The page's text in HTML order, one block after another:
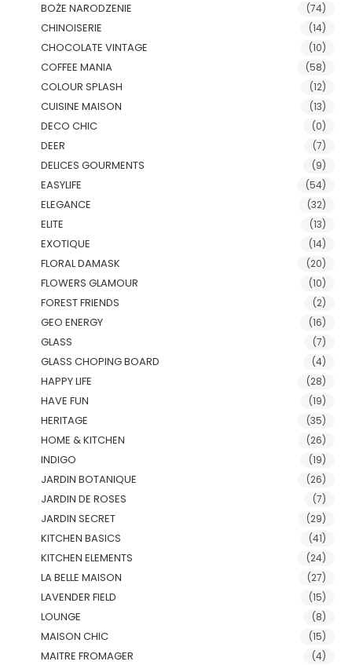
BOŻE NARODZENIE (74)
CHINOISERIE (14)
CHOCOLATE VINTAGE (10)
COFFEE MANIA (58)
COLOUR SPLASH (12)
CUISINE MAISON (13)
DECO CHIC (0)
DEER (7)
DELICES GOURMENTS (9)
EASYLIFE (54)
ELEGANCE (32)
ELITE (13)
EXOTIQUE (14)
FLORAL DAMASK (20)
FLOWERS GLAMOUR (10)
FOREST FRIENDS (2)
GEO ENERGY (16)
GLASS (7)
GLASS CHOPING BOARD (4)
HAPPY LIFE (28)
HAVE FUN (19)
HERITAGE (35)
HOME & KITCHEN (26)
INDIGO (19)
JARDIN BOTANIQUE (26)
JARDIN DE ROSES (7)
JARDIN SECRET (29)
KITCHEN BASICS (41)
KITCHEN ELEMENTS (24)
LA BELLE MAISON (27)
LAVENDER FIELD (15)
LOUNGE (8)
MAISON CHIC (15)
MAITRE FROMAGER (4)